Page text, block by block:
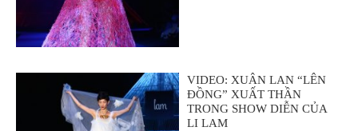
VIDEO: XUÂN LAN “LÊN
ĐỒNG” XUẤT THẦN
TRONG SHOW DIỄN CỦA
LI LAM